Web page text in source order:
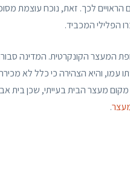
לכך. זאת, נוכח עוצמת
הפלילי המכביד.
המעצר הקונקרטית. המדינה
עמו, והיא הצהירה כי כלל לא
מעצר הבית בעייתי, שכן בית
.